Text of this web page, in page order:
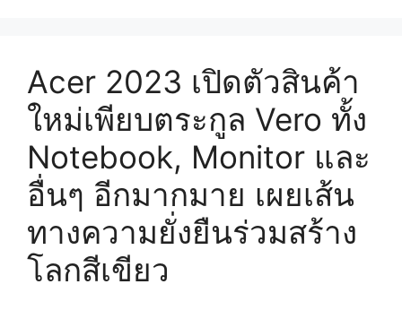
Acer 2023 เปิดตัวสินค้า
ใหม่เพียบตระกูล Vero ทั้ง
Notebook, Monitor และ
อื่นๆ อีกมากมาย เผยเส้น
ทางความยั่งยืนร่วมสร้าง
โลกสีเขียว